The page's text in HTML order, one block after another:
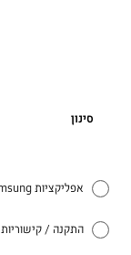
סינון
אפליקציות Samsung
התקנה / קישוריות